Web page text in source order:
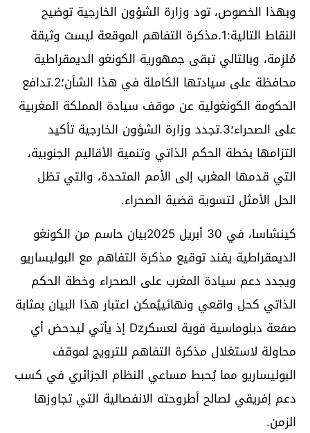
وبهذا الخصوص، تود وزارة الشؤون الخارجية توضيح
النقاط التالية:‏1.مذكرة التفاهم الموقعة ليست وثيقة
مُلزِمة، وبالتالي تبقى جمهورية الكونغو الديمقراطية
محافظة على سيادتها الكاملة في هذا الشأن؛‏2.تدافع
الحكومة الكونغولية عن موقف سيادة المملكة المغربية
على الصحراء؛‏3.تجدد وزارة الشؤون الخارجية تأكيد
التزامها بخطة الحكم الذاتي وتنمية الأقاليم الجنوبية،
التي قدمها المغرب إلى الأمم المتحدة، والتي تظل
الحل الأمثل لتسوية قضية الصحراء.‏
كينشاسا، في 30 أبريل 2025‏‏بيان حاسم من الكونغو
الديمقراطية يفند توقيع مذكرة التفاهم مع البوليساريو
ويجدد دعم سيادة المغرب على الصحراء وخطة الحكم
الذاتي كحل واقعي ونهائي‏يُمكن اعتبار هذا البيان بمثابة
صفعة دبلوماسية قوية لعسكرDz إذ يأتي ليدحض أي
محاولة لاستغلال مذكرة التفاهم للترويج لموقف
البوليساريو مما يُحبط مساعي النظام الجزائري في كسب
دعم إفريقي لصالح أطروحته الانفصالية التي تجاوزها
الزمن.